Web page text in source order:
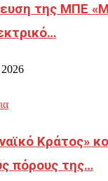
της ΜΠΕ
2026
Κράτος»
πόρους της…